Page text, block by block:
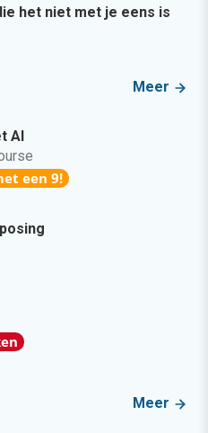
het niet met je eens is
Meer
AI
een 9!
Meer